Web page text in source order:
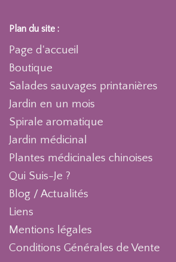
Plan du site :
Page d'accueil
Boutique
Salades sauvages printanières
Jardin en un mois
Spirale aromatique
Jardin médicinal
Plantes médicinales chinoises
Qui Suis-Je ?
Blog / Actualités
Liens
Mentions légales
Conditions Générales de Vente